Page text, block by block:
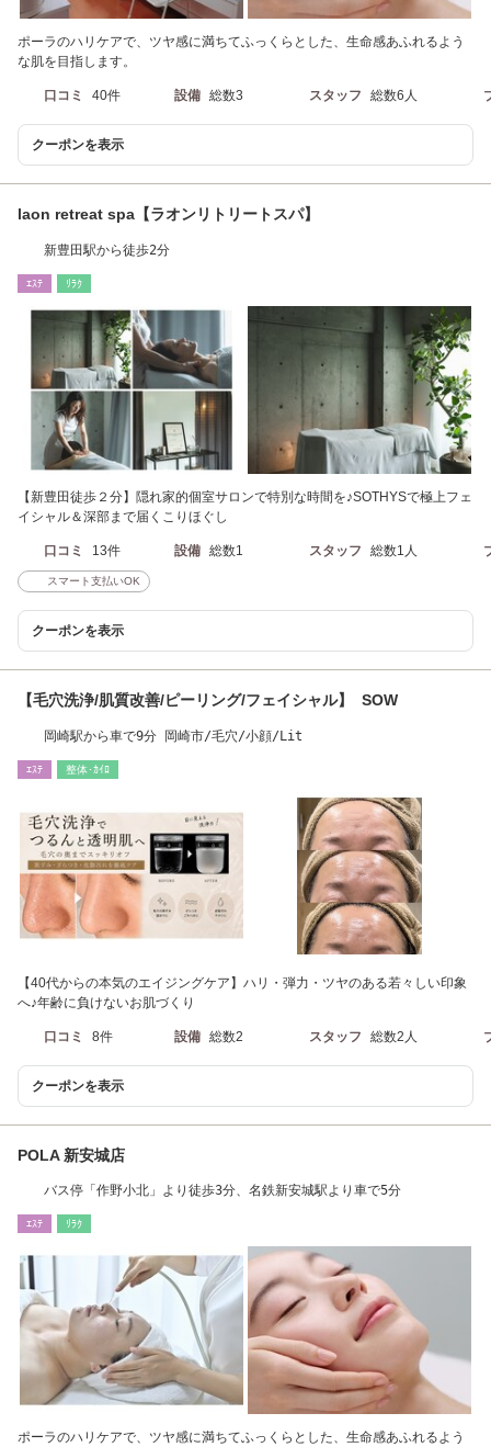
ポーラのハリケアで、ツヤ感に満ちてふっくらとした、生命感あふれるよう
な肌を目指します。
口コミ 40件 設備 総数3 スタッフ 総数6人
クーポンを表示
laon retreat spa【ラオンリトリートスパ】
新豊田駅から徒歩2分
ｴｽﾃ ﾘﾗｸ
【新豊田徒歩２分】隠れ家的個室サロンで特別な時間を♪SOTHYSで極上フェ
イシャル＆深部まで届くこりほぐし
口コミ 13件 設備 総数1 スタッフ 総数1人
スマート支払いOK
クーポンを表示
【毛穴洗浄/肌質改善/ピーリング/フェイシャル】 SOW
岡崎駅から車で9分 岡崎市/毛穴/小顔/Lit
ｴｽﾃ 整体･ｶｲﾛ
【40代からの本気のエイジングケア】ハリ・弾力・ツヤのある若々しい印象
へ♪年齢に負けないお肌づくり
口コミ 8件 設備 総数2 スタッフ 総数2人
クーポンを表示
POLA 新安城店
バス停「作野小北」より徒歩3分、名鉄新安城駅より車で5分
ｴｽﾃ ﾘﾗｸ
ポーラのハリケアで、ツヤ感に満ちてふっくらとした、生命感あふれるよう